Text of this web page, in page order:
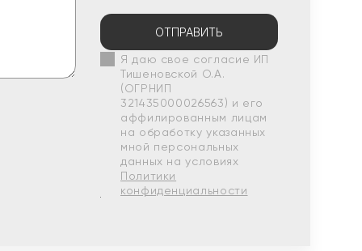
ОТПРАВИТЬ
Я даю свое согласие ИП
Тишеновской О.А.
(ОГРНИП
321435000026563) и его
аффилированным лицам
на обработку указанных
мной персональных
данных на условиях
Политики
конфиденциальности